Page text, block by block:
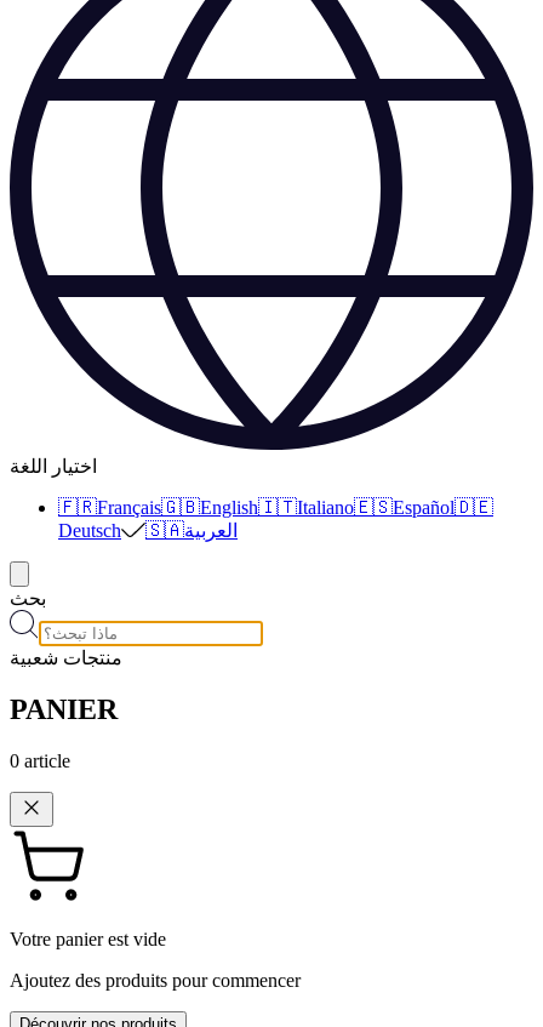
اختيار اللغة
🇫🇷Français🇬🇧English🇮🇹Italiano🇪🇸Español🇩🇪
Deutsch
🇸🇦العربية
بحث
منتجات شعبية
PANIER
0 article
Votre panier est vide
Ajoutez des produits pour commencer